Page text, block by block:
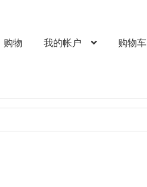
购物 我的帐户 购物车